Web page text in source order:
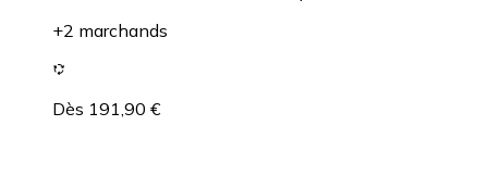
+2 marchands
Dès 191,90 €